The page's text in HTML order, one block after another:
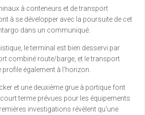
à conteneurs et de transport
à se développer avec la poursuite de cet
dans un communiqué.
le terminal est bien desservi par
combiné route/barge, et le transport
également à l’horizon.
et une deuxième grue à portique font
terme prévues pour les équipements
investigations révèlent qu’une